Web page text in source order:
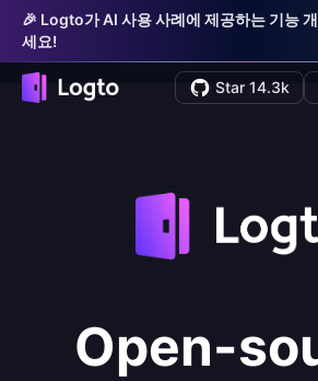
🎉 Logto가 AI 사용 사례에 제공하는 기능
세요!
Star 14.3k
Open-